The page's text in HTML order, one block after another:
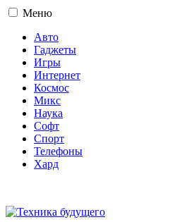
Меню
Авто
Гаджеты
Игры
Интернет
Космос
Микс
Наука
Софт
Спорт
Телефоны
Хард